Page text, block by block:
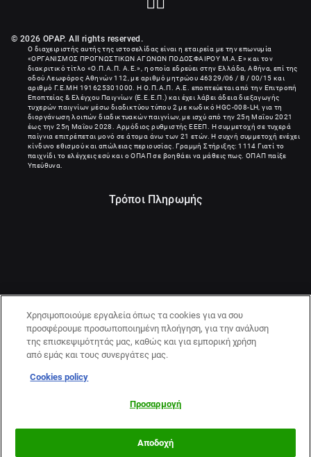
© 2026 OPAP. All rights reserved.
Ο διαχειριστής αυτής της ιστοσελίδας είναι η εταιρεία με την επωνυμία
«ΟΡΓΑΝΙΣΜΟΣ ΠΡΟΓΝΩΣΤΙΚΩΝ ΑΓΩΝΩΝ ΠΟΔΟΣΦΑΙΡΟΥ Μ.Α.Ε» και τον
διακριτικό τίτλο «Ο.Π.Α.Π. Α.Ε.», η οποία εδρεύει στην Ελλάδα, Αθήνα, επί της
οδού Λεωφόρος Αθηνών 112, με αριθμό μητρώου 46329/06 / B / 00/15 και
αριθμό Γ.Ε.ΜΗ 191625301000
. Η Ο.Π.Α.Π. Α.Ε. εποπτεύεται από την Επιτροπή
Εποπτείας & Ελέγχου Παιγνίων (Ε.Ε.Ε.Π.) και έχει λάβει άδεια διεξαγωγής
τυχερών παιγνίων μέσω διαδικτύου τύπου 2 με κωδικό HGC-008-LH, για τη
διοργάνωση λοιπών διαδικτυακών παιγνίων, με ισχύ από την 25η Μαΐου 2021
έως την 25η Μαΐου 2028. Αρμόδιος ρυθμιστής ΕΕΕΠ. Η συμμετοχή σε τυχερά
παίγνια επιτρέπεται μονό σε άτομα άνω των 21 ετών. Η συχνή συμμετοχή ενέχει
κίνδυνο εθισμού και απώλειας περιουσίας. Γραμμή Στήριξης: 1114 Γιατί το
παιχνίδι το ελέγχεις εσύ και ο ΟΠΑΠ σε βοηθάει να μάθεις πως. ΟΠΑΠ παίξε
Υπεύθυνα.
Τρόποι Πληρωμής
ΣΥΜΒΟΥΛΕΥΤΙΚΗΣ:1114
Χρησιμοποιούμε εργαλεία όπως τα cookies για να σου
προσφέρουμε προσωποποιημένη πλοήγηση, για την ανάλυση
της επισκεψιμότητάς μας, καθώς και για εμπορική χρήση
από εμάς και τους συνεργάτες μας.
Cookies policy
Προσαρμογή
Αποδοχή